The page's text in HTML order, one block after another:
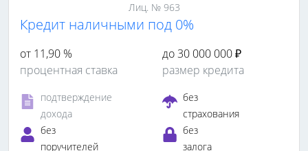
Лиц. № 963
Кредит наличными под 0%
от 11,90 %
процентная ставка
до 30 000 000 ₽
размер кредита
подтверждение
дохода
без
страхования
без
поручителей
без
залога